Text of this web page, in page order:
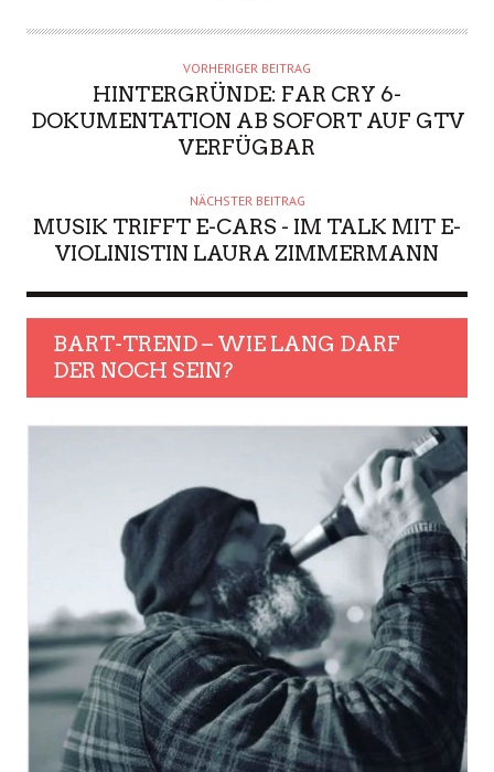
VORHERIGER BEITRAG
HINTERGRÜNDE: FAR CRY 6-
DOKUMENTATION AB SOFORT AUF GTV
VERFÜGBAR
NÄCHSTER BEITRAG
MUSIK TRIFFT E-CARS - IM TALK MIT E-
VIOLINISTIN LAURA ZIMMERMANN
BART-TREND – WIE LANG DARF
DER NOCH SEIN?